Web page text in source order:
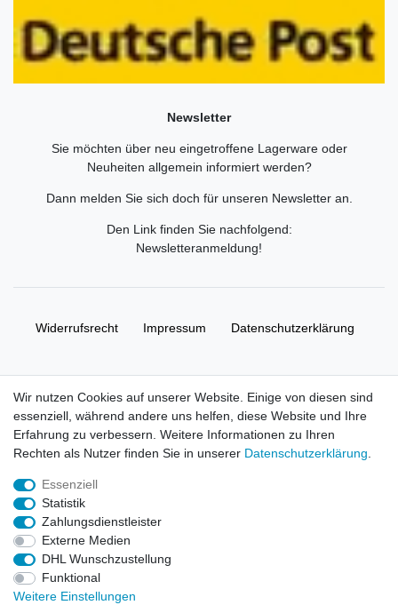
Newsletter
Sie möchten über neu eingetroffene Lagerware oder
Neuheiten allgemein informiert werden?
Dann melden Sie sich doch für unseren Newsletter an.
Den Link finden Sie nachfolgend:
Newsletteranmeldung!
Widerrufs­recht Impressum Daten­schutz­erklärung
© Copyright 2026 | Alle Rechte vorbehalten. HL-
Handelsgesellschaft mbH.
Alle Markennamen, Warenzeichen sowie sämtliche Produktbilder
und Beschreibungen sind Eigentum Ihrer rechtmäßigen
Eigentümer und dienen hier nur der Beschreibung.
Preise nur für registrierte Händler, ansonsten zeigt der Shop 0,00
€
Wir nutzen Cookies auf unserer Website. Einige von diesen sind
essenziell, während andere uns helfen, diese Website und Ihre
Erfahrung zu verbessern. Weitere Informationen zu Ihren
Rechten als Nutzer finden Sie in unserer Daten­schutz­erklärung
Essenziell
Statistik
Zahlungsdienstleister
Externe Medien
DHL Wunschzustellung
Funktional
Weitere Einstellungen